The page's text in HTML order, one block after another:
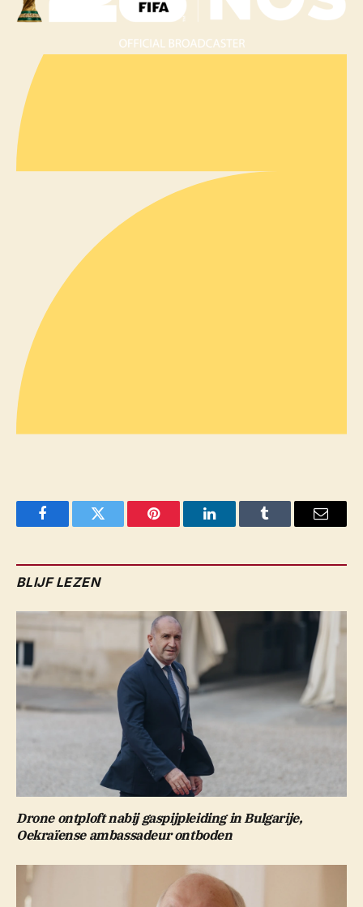
FacebookTwitter Pinterest LinkedInTumblr Email
BLIJF LEZEN
Drone ontploft nabij gaspijpleiding in Bulgarije,
Oekraïense ambassadeur ontboden